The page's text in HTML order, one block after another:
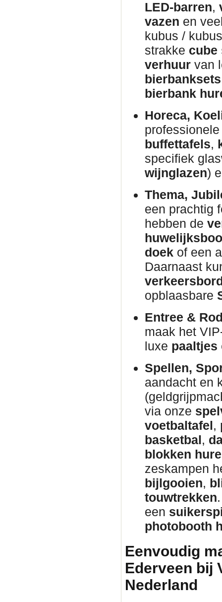
LED-barren,
vazen en
kubus /
strakke cube
verhuur van
bierbanksets
bierbank
Horeca,
buffettafels,
specifiek
wijnglazen)
Thema,
een prachtig
hebben de
doek of een
Daarnaast
opblaasbare
Entree &
maak het
luxe paaltjes
Spellen,
aandacht en
via onze
voetbaltafel,
basketbal,
blokken
zeskampen
bijlgooien,
touwtrekken
een
photobooth
Eenvoudig
Ederveen bij
Nederland